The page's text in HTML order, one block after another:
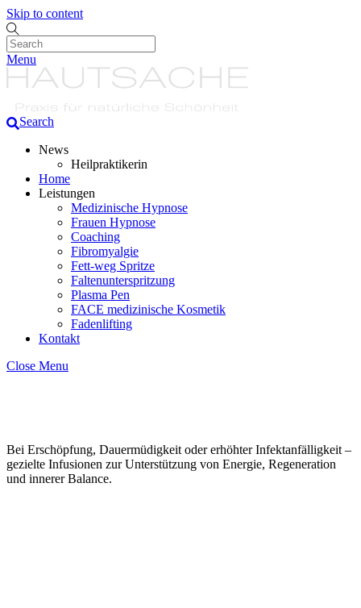
Skip to content
Menu
Search
News
Heilpraktikerin
Home
Leistungen
Medizinische Hypnose
Frauen Hypnose
Coaching
Fibromyalgie
Fett-weg Spritze
Faltenunterspritzung
Plasma Pen
FACE medizinische Kosmetik
Fadenlifting
Kontakt
Close Menu
Bei Erschöpfung, Dauermüdigkeit oder erhöhter Infektanfälligkeit –
gezielte Infusionen zur Unterstützung von Energie, Regeneration
und innerer Balance.